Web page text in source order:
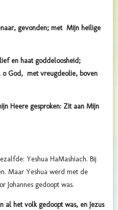
gevonden; met Mijn heilige
en haat goddeloosheid;
God, met vreugdeolie, boven
Heere gesproken: Zit aan Mijn
Yeshua HaMashiach. Bij
Maar Yeshua werd met de
Johannes gedoopt was.
al het volk gedoopt was, en Jezus